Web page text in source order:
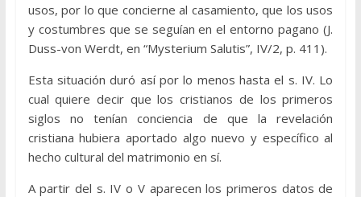
usos, por lo que concierne al casamiento, que los usos
y costumbres que se seguían en el entorno pagano (J.
Duss-von Werdt, en “Mysterium Salutis”, IV/2, p. 411).
Esta situación duró así por lo menos hasta el s. IV. Lo
cual quiere decir que los cristianos de los primeros
siglos no tenían conciencia de que la revelación
cristiana hubiera aportado algo nuevo y específico al
hecho cultural del matrimonio en sí.
A partir del s. IV o V aparecen los primeros datos de